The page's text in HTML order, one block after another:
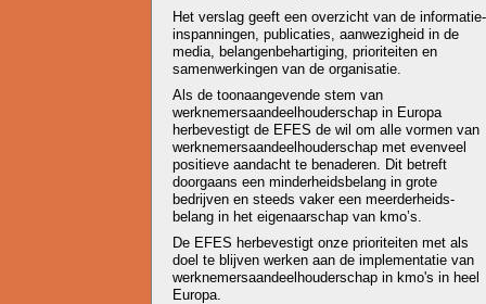
Het verslag geeft een overzicht van de informatie-
inspanningen, publicaties, aanwezigheid in de
media, belangenbehartiging, prioriteiten en
samenwerkingen van de organisatie.
Als de toonaangevende stem van
werknemersaandeelhouderschap in Europa
herbevestigt de EFES de wil om alle vormen van
werknemersaandeelhouderschap met evenveel
positieve aandacht te benaderen. Dit betreft
doorgaans een minderheidsbelang in grote
bedrijven en steeds vaker een meerderheids-
belang in het eigenaarschap van kmo’s.
De EFES herbevestigt onze prioriteiten met als
doel te blijven werken aan de implementatie van
werknemersaandeelhouderschap in kmo's in heel
Europa.